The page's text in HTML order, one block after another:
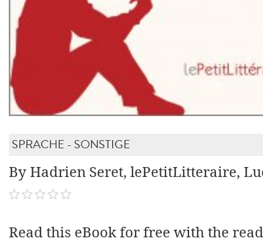
SPRACHE - SONSTIGE
By Hadrien Seret, lePetitLitteraire,
Read this eBook for free with the